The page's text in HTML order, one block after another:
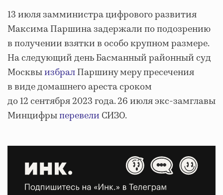
13 июля замминистра цифрового развития
Максима Паршина задержали по подозрению
в получении взятки в особо крупном размере.
На следующий день Басманный районный суд
МосквыизбралПаршину меру пресечения
в виде домашнего ареста сроком
до 12 сентября 2023 года. 26 июля экс-замглавы
Минцифрыперевели СИЗО.